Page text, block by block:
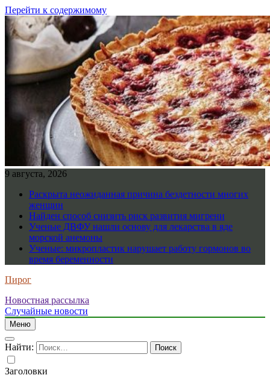
Перейти к содержимому
9 августа, 2026
Раскрыта неожиданная причина бездетности многих
женщин
Найден способ снизить риск развития мигрени
Ученые ДВФУ нашли основу для лекарства в яде
морской анемоны
Ученые: микропластик нарушает работу гормонов во
время беременности
Пирог
Новостная рассылка
Случайные новости
Меню
Найти:
Заголовки